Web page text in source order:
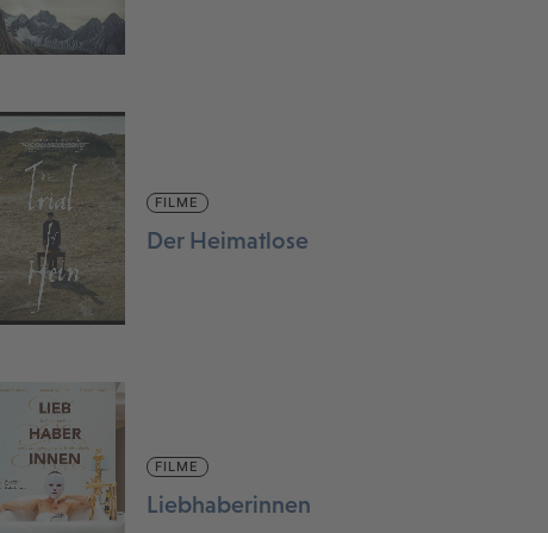
FILME
Der Heimatlose
FILME
Liebhaberinnen